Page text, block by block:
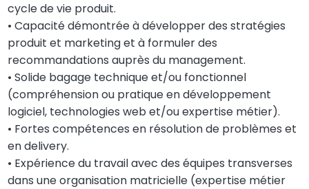
cycle de vie produit.
• Capacité démontrée à développer des stratégies
produit et marketing et à formuler des
recommandations auprès du management.
• Solide bagage technique et/ou fonctionnel
(compréhension ou pratique en développement
logiciel, technologies web et/ou expertise métier).
• Fortes compétences en résolution de problèmes et
en delivery.
• Expérience du travail avec des équipes transverses
dans une organisation matricielle (expertise métier